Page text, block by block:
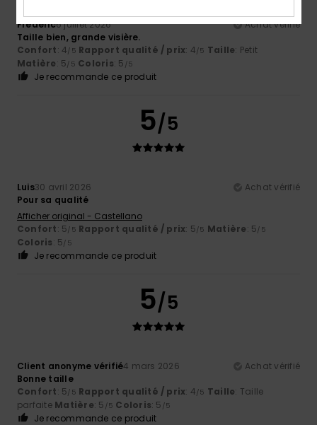
Frederic6 juillet 2026
Achat vérifié
Taille bien, grande visière.
Confort: 4/5 Rapport qualité / prix: 4/5 Taille: Petit
Matière: 5/5 Coloris: 5 /5
Je recommande ce produit
5/5
Luis30 avril 2026
Achat vérifié
Pour sa qualité
Afficher original - Castellano
Confort: 5/5 Rapport qualité / prix: 5/5 Matière: 5/5
Coloris: 5/5
Je recommande ce produit
5/5
Client anonyme vérifié4 mars 2026
Achat vérifié
Bonne taille
Confort: 5/5 Rapport qualité / prix: 4/5 Taille: Taille
parfaite Matière: 5 /5 Coloris: 5 /5
Je recommande ce produit